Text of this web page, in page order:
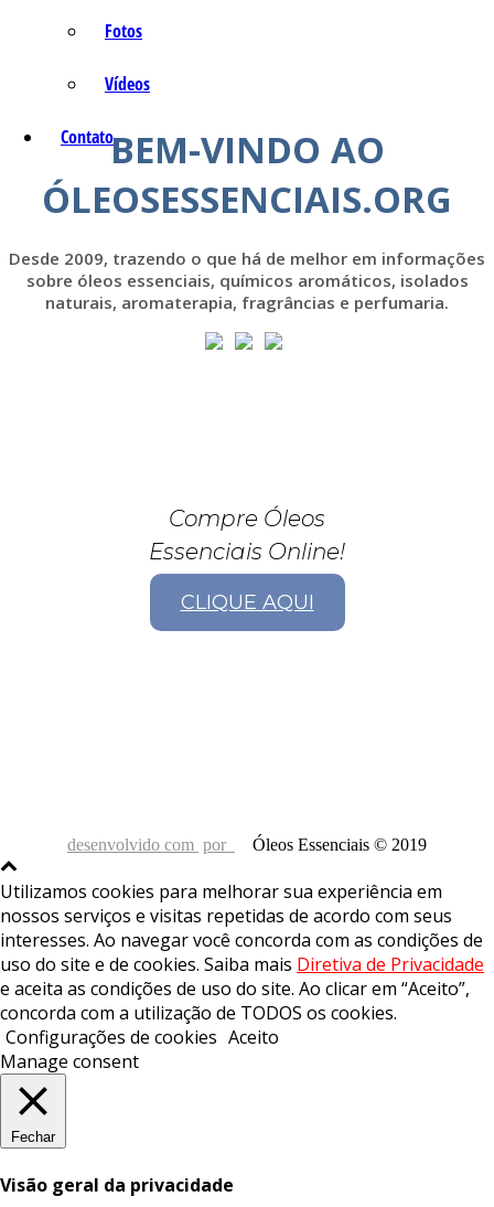
Fotos
Vídeos
ContatoBEM-VINDO AO
ÓLEOSESSENCIAIS.ORG
Desde 2009, trazendo o que há de melhor em informações
sobre óleos essenciais, químicos aromáticos, isolados
naturais, aromaterapia, fragrâncias e perfumaria.
Compre Óleos
Essenciais Online!
CLIQUE AQUI
desenvolvido com por Óleos Essenciais © 2019
Utilizamos cookies para melhorar sua experiência em
nossos serviços e visitas repetidas de acordo com seus
interesses. Ao navegar você concorda com as condições de
uso do site e de cookies. Saiba mais Diretiva de Privacidade
e aceita as condições de uso do site. Ao clicar em “Aceito”,
concorda com a utilização de TODOS os cookies.
Configurações de cookies Aceito
Manage consent
Fechar
Visão geral da privacidade